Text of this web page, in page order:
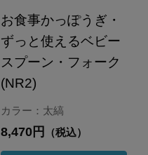
お食事かっぽうぎ・
ずっと使えるベビー
スプーン・フォーク
(NR2)
カラー：太縞
8,470円 （税込）